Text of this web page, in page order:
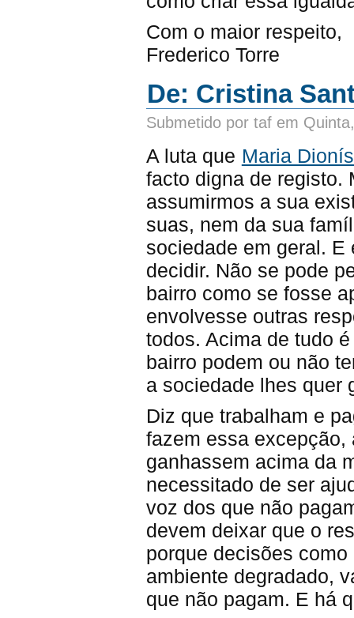
Com o maior respeito,
Frederico Torre
De: Cristina
Submetido por taf em
A luta que Maria
facto digna de registo.
assumirmos a sua
suas, nem da sua
sociedade em geral.
decidir. Não se pode
bairro como se fosse
envolvesse outras
todos. Acima de tudo
bairro podem ou não
a sociedade lhes quer
Diz que trabalham e
fazem essa excepção,
ganhassem acima da
necessitado de ser
voz dos que não
devem deixar que o
porque decisões
ambiente degradado,
que não pagam. E há